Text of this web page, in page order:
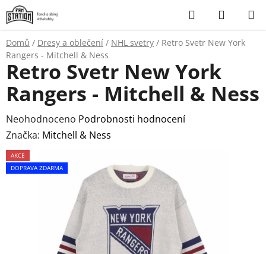
Přejít
na
obsah
Hledat
KOŠÍK
Domů / Dresy a oblečení / NHL svetry / Retro Svetr New York
Rangers - Mitchell & Ness
Retro Svetr New York
Rangers - Mitchell & Ness
Průměrné
hodnocení
produktu
je
Neohodnoceno Podrobnosti hodnocení
Značka: Mitchell & Ness
AKCE
DOPRAVA ZDARMA